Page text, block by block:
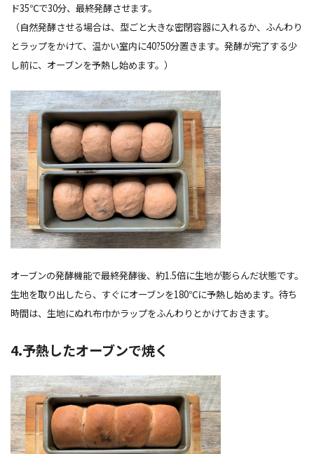
ド35℃で30分、最終発酵させます。
（自然発酵させる場合は、型ごと大きな密閉容器に入れるか、ふんわり
とラップをかけて、温かい室内に40?50分置きます。発酵が完了する少
し前に、オーブンを予熱し始めます。）
オーブンの発酵機能で最終発酵後、約1.5倍に生地が膨らんだ状態です。
生地を取り出したら、すぐにオーブンを180℃に予熱し始めます。待ち
時間は、生地にぬれ布巾かラップをふんわりとかけておきます。
4.予熱したオーブンで焼く